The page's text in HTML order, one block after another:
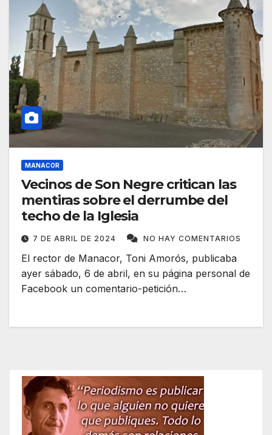
MANACOR
Vecinos de Son Negre critican las
mentiras sobre el derrumbe del
techo de la Iglesia
7 DE ABRIL DE 2024 NO HAY COMENTARIOS
El rector de Manacor, Toni Amorós, publicaba
ayer sábado, 6 de abril, en su página personal de
Facebook un comentario-petición…